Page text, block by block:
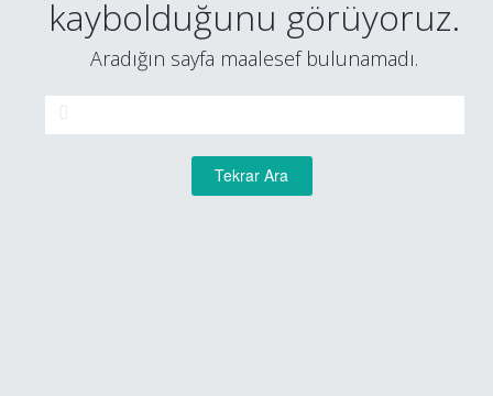
kaybolduğunu görüyoruz.
Aradığın sayfa maalesef bulunamadı.
Tekrar Ara